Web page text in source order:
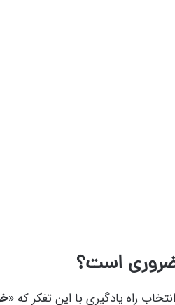
است؟
راه یادگیری با این تفکر که «